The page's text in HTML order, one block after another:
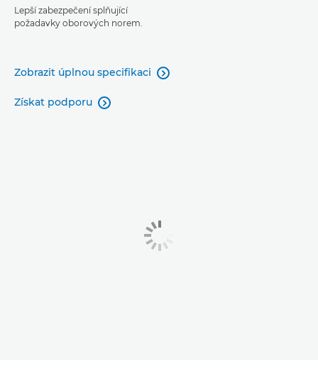
Lepší zabezpečení splňující
požadavky oborových norem.
Zobrazit úplnou specifikaci 
Získat podporu 